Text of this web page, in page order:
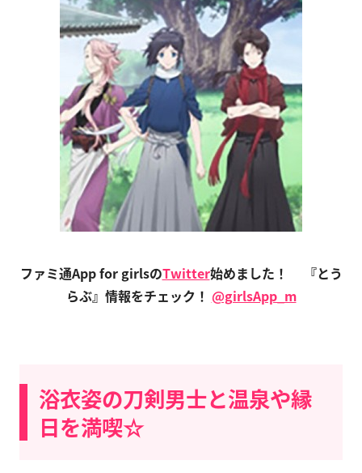
ファミ通App for girlsのTwitter始めました！
『とう
らぶ』情報をチェック！ @girlsApp_m
浴衣姿の刀剣男士と温泉や縁
日を満喫☆